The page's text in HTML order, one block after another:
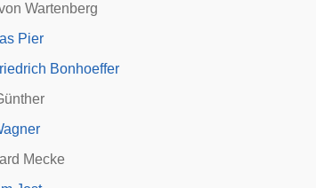
Wartenberg
Pier
Bonhoeffer
Mecke